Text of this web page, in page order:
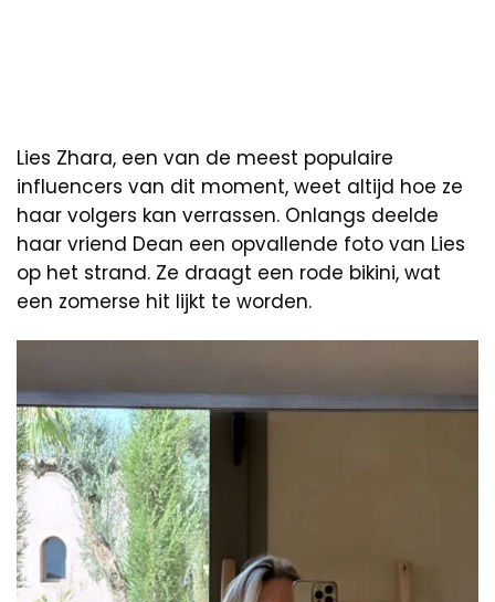
Lies Zhara, een van de meest populaire
influencers van dit moment, weet altijd hoe ze
haar volgers kan verrassen. Onlangs deelde
haar vriend Dean een opvallende foto van Lies
op het strand. Ze draagt een rode bikini, wat
een zomerse hit lijkt te worden.